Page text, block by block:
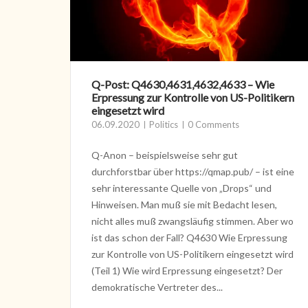
Q-Post: Q4630,4631,4632,4633 – Wie
Erpressung zur Kontrolle von US-Politikern
eingesetzt wird
06.09.2020 Politics 0 Comments
Q-Anon – beispielsweise sehr gut
durchforstbar über https://qmap.pub/ – ist eine
sehr interessante Quelle von „Drops“ und
Hinweisen. Man muß sie mit Bedacht lesen,
nicht alles muß zwangsläufig stimmen. Aber wo
ist das schon der Fall? Q4630 Wie Erpressung
zur Kontrolle von US-Politikern eingesetzt wird
(Teil 1) Wie wird Erpressung eingesetzt? Der
demokratische Vertreter des...